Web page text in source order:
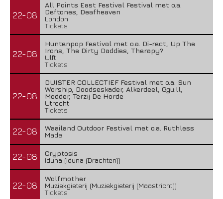
22-08
All Points East Festival Festival met o.a.
Deftones, Deafheaven
London
Tickets
22-08
Huntenpop Festival met o.a. Di-rect, Up The
Irons, The Dirty Daddies, Therapy?
Ulft
Tickets
22-08
DUISTER COLLECTIEF Festival met o.a. Sun
Worship, Doodseskader, Alkerdeel, Ggu:ll,
Modder, Terzij De Horde
Utrecht
Tickets
22-08
Waailand Outdoor Festival met o.a. Ruthless
Made
22-08
Cryptosis
Iduna (Iduna (Drachten))
22-08
Wolfmother
Muziekgieterij (Muziekgieterij (Maastricht))
Tickets